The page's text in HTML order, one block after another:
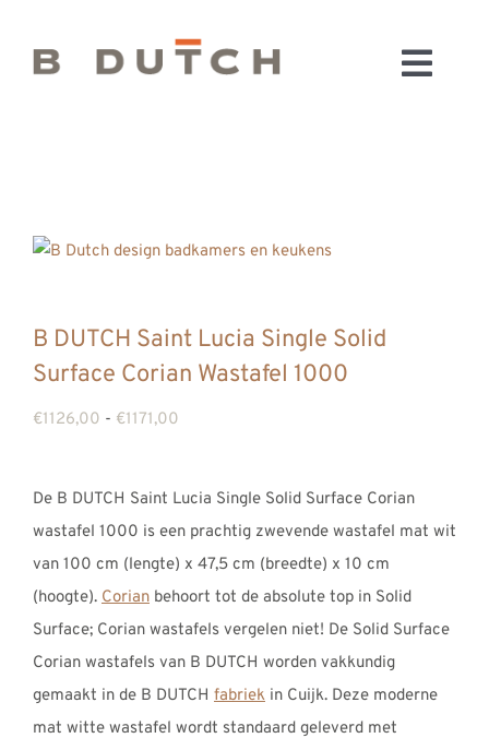
inhoud
WEBSHOP
WINKELWAGEN
REVIEWS
B DUTCH Saint Lucia Single Solid
Surface Corian Wastafel 1000
€1126,00 - €1171,00
De B DUTCH Saint Lucia Single Solid Surface Corian
wastafel 1000 is een prachtig zwevende wastafel mat wit
van 100 cm (lengte) x 47,5 cm (breedte) x 10 cm
(hoogte). Corian behoort tot de absolute top in Solid
Surface; Corian wastafels vergelen niet! De Solid Surface
Corian wastafels van B DUTCH worden vakkundig
gemaakt in de B DUTCH fabriek in Cuijk. Deze moderne
mat witte wastafel wordt standaard geleverd met